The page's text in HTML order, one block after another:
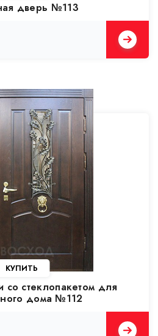
дверь №113
стеклопакетом для
дома №112